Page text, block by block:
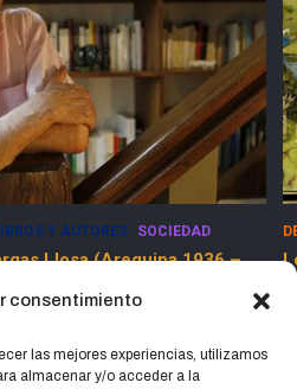
consentimiento
las mejores experiencias, utilizamos
almacenar y/o acceder a la
SOCIEDAD
Flamenca
Jorge Martinez Jorge